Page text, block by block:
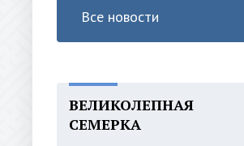
Все новости
ВЕЛИКОЛЕПНАЯ
СЕМЕРКА